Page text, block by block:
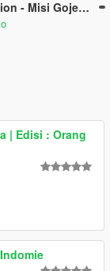
Gojek Indonesia
| Edisi : Orang